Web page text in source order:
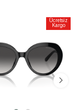
Ücretsiz
Kargo